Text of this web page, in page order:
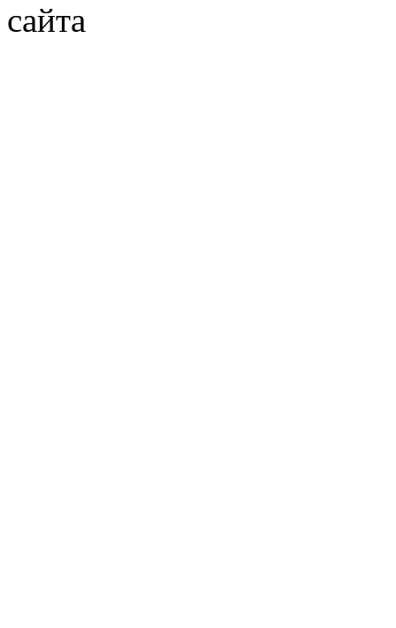
сайта